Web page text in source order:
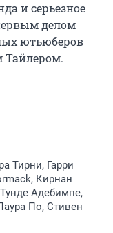
и серьезное
делом
ютьюберов
Тайлером.
Тирни, Гарри
Кирнан
Адебимпе,
По, Стивен